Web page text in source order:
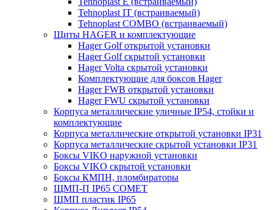
Tehnoplast IT (встраиваемый)
Tehnoplast COMBO (встраиваемый)
Щиты HAGER и комплектующие
Hager Golf открытой установки
Hager Golf скрытой установки
Hager Volta скрытой установки
Комплектующие для боксов Hager
Hager FWB открытой установки
Hager FWU скрытой установки
Корпуса металлические уличные IP54, стойки и
комплектующие
Корпуса металлические открытой установки IP31
Корпуса металлические скрытой установки IP31
Боксы VIKO наружной установки
Боксы VIKO скрытой установки
Боксы КМПН, пломбираторы
ЩМП-П IP65 COMET
ЩМП пластик IP65